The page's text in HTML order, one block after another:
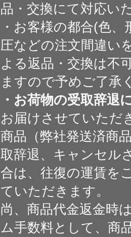
品・交換にて対応い
・お客様の都合(色、
圧などの注文間違い
よる返品・交換は不
ますので予めご了承
・お荷物の受取辞退
お届けさせていただ
商品（弊社発送済商
取辞退、キャンセル
合は、往復の運賃を
ていただきます。
尚、商品代金返金時
ム手数料として、商